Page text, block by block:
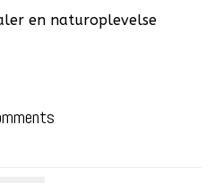
en naturoplevelse